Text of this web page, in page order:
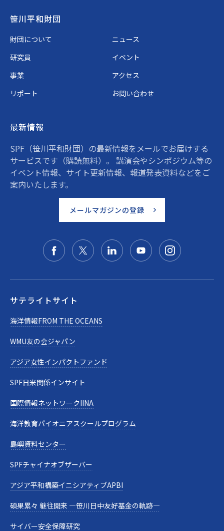
Footer
笹川平和財団
財団について
ニュース
研究員
イベント
事業
アクセス
リポート
お問い合わせ
最新情報
SPF（笹川平和財団）の最新情報をメールでお届けする
サービスです（購読無料）。 講演会やシンポジウム等の
イベント情報、サイト更新情報、報道発表資料などをご
案内いたします。
メールマガジンの登録
サテライトサイト
海洋情報FROM THE OCEANS
WMU友の会ジャパン
アジア女性インパクトファンド
SPF日米関係インサイト
国際情報ネットワークIINA
海洋教育パイオニアスクールプログラム
島嶼資料センター
SPFチャイナオブザーバー
アジア平和構築イニシアティブAPBI
碩果累々 継往開来 —笹川日中友好基金の軌跡—
サイバー安全保障研究